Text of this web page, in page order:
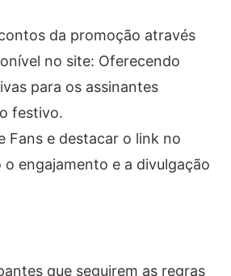
da promoção através
no site: Oferecendo
para os assinantes
festivo.
Fans e destacar o link no
engajamento e a divulgação
que seguirem as regras